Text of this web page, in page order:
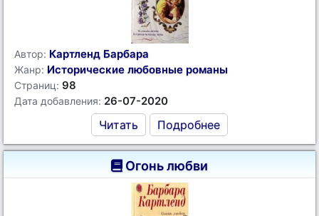
Автор: Картленд Барбара
Жанр: Исторические любовные романы
Страниц: 98
Дата добавления: 26-07-2020
Читать Подробнее
Огонь любви